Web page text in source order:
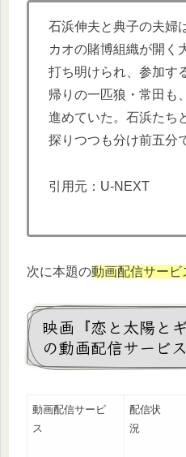
石浜伸夫と典子の夫婦
カオの賭博組織が開く
打ち明けられ、参加す
帰りの一匹狼・常田も
進めていた。石浜たち
探りつつも分け前五分
引用元：U-NEXT
次に本題の動画配信サービ
映画『恋と太陽と
の動画配信サービ
動画配信サービ
ス
配信状